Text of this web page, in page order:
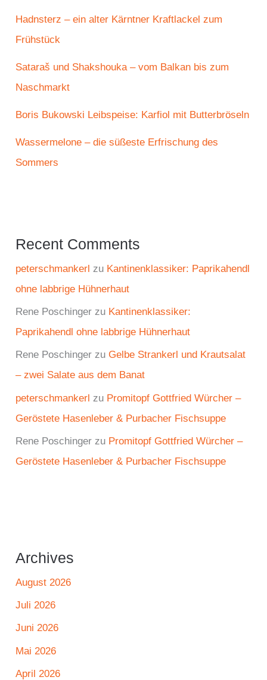
Hadnsterz – ein alter Kärntner Kraftlackel zum
Frühstück
Sataraš und Shakshouka – vom Balkan bis zum
Naschmarkt
Boris Bukowski Leibspeise: Karfiol mit Butterbröseln
Wassermelone – die süßeste Erfrischung des
Sommers
Recent Comments
peterschmankerl zu Kantinenklassiker: Paprikahendl
ohne labbrige Hühnerhaut
Rene Poschinger zu Kantinenklassiker:
Paprikahendl ohne labbrige Hühnerhaut
Rene Poschinger zuGelbe Strankerl und Krautsalat
– zwei Salate aus dem Banat
peterschmankerl zu Promitopf Gottfried Würcher –
Geröstete Hasenleber & Purbacher Fischsuppe
Rene Poschinger zu Promitopf Gottfried Würcher –
Geröstete Hasenleber & Purbacher Fischsuppe
Archives
August 2026
Juli 2026
Juni 2026
Mai 2026
April 2026